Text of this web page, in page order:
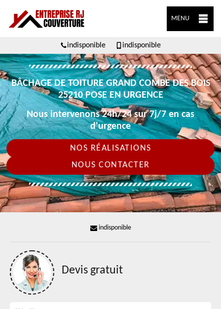
MENU
indisponible indisponible
BÂCHAGE DE TOITURE GRAND COMBE DES BOIS
25210 POSE EN URGENCE
Nous intervenons 24h/24 sur 7j/7 en cas
d'urgence
NOS RÉALISATIONS
NOUS CONTACTER
indisponible
Devis gratuit